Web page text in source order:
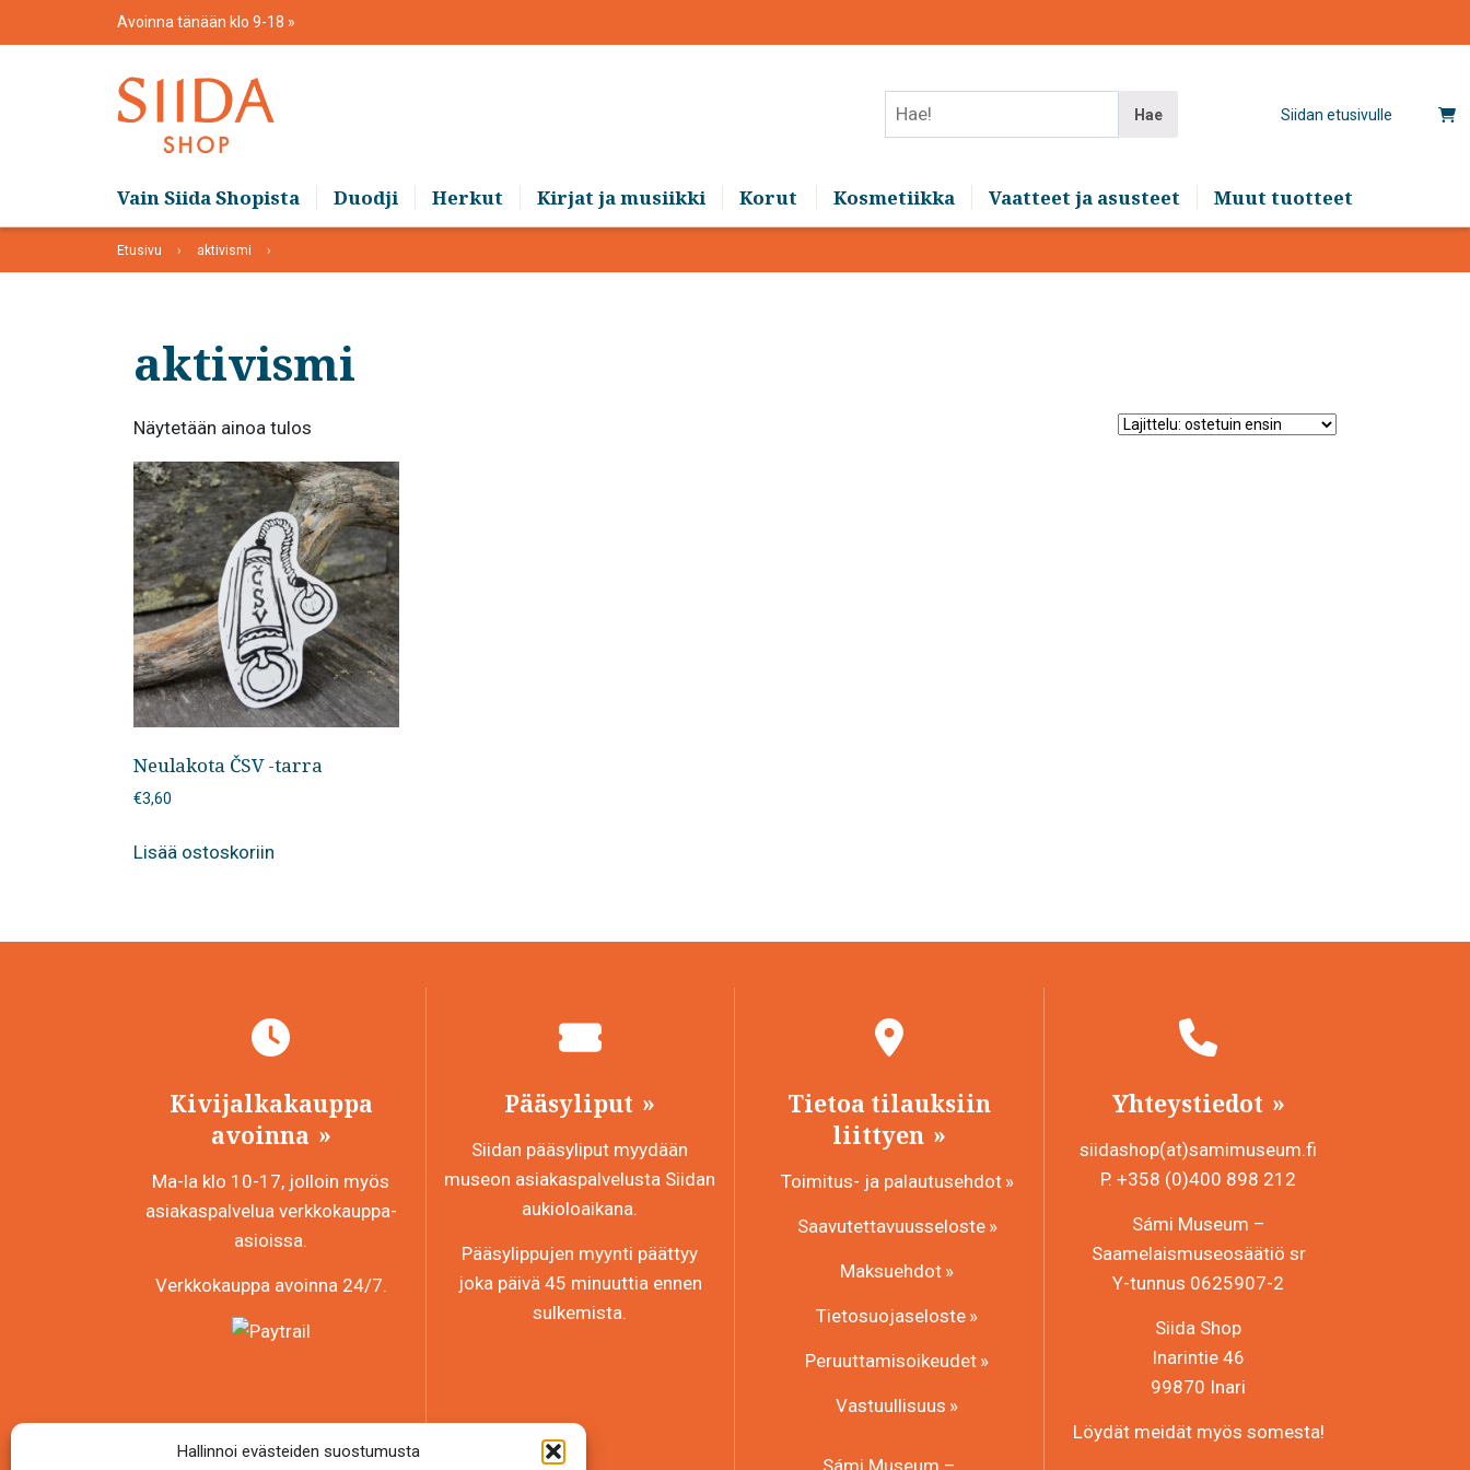
Hallinnoi evästeiden suostumusta
Avoinna tänään klo 9-18
Siidan etusivulle
Hae
Vain Siida Shopista Duodji Herkut Kirjat ja musiikki Korut Kosmetiikka Vaatteet ja asusteet Muut tuotteet
Etusivu aktivismi
aktivismi
Näytetään ainoa tulos
Neulakota ČSV -tarra
€3,60
Lisää ostoskoriin
Kivijalkakauppa
avoinna
Ma-la klo 10-17, jolloin myös
asiakaspalvelua verkkokauppa-
asioissa.
Verkkokauppa avoinna 24/7.
Pääsyliput
Siidan pääsyliput myydään
museon asiakaspalvelusta Siidan
aukioloaikana.
Pääsylippujen myynti päättyy
joka päivä 45 minuuttia ennen
sulkemista.
Tietoa tilauksiin
liittyen
Toimitus- ja palautusehdot
Saavutettavuusseloste
Maksuehdot
Tietosuojaseloste
Peruuttamisoikeudet
Vastuullisuus
Yhteystiedot
siidashop(at)samimuseum.fi
P. +358 (0)400 898 212
Sámi Museum –
Saamelaismuseosäätiö sr
Y-tunnus 0625907-2
Siida Shop
Inarintie 46
99870 Inari
Löydät meidät myös somesta!